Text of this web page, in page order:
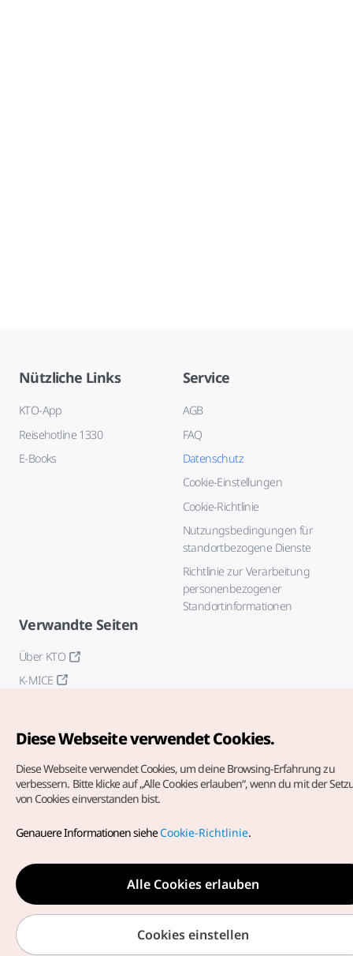
Nützliche Links
KTO-App
Reisehotline 1330
E-Books
Service
AGB
FAQ
Datenschutz
Cookie-Einstellungen
Cookie-Richtlinie
Nutzungsbedingungen für
standortbezogene Dienste
Richtlinie zur Verarbeitung
personenbezogener
Standortinformationen
Verwandte Seiten
Über KTO
K-MICE
vorbehalten.
dieoffizielle E-Mail-Adresse
german@knto.or.kr
Diese Webseite verwendet Cookies.
Diese Webseite verwendet Cookies, um deine Browsing-Erfahrung zu
verbessern. Bitte klicke auf „Alle Cookies erlauben“, wenn du mit der
von Cookies einverstanden bist.
Genauere Informationen sieheCookie-Richtlinie.
Alle Cookies erlauben
Cookies einstellen